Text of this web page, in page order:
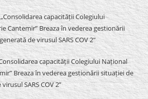
capacității Colegiului
Cantemir” Breaza în vederea gestionării
de virusul SARS COV 2″
capacității Colegiului Național
Breaza în vederea gestionării situației de
SARS COV 2”